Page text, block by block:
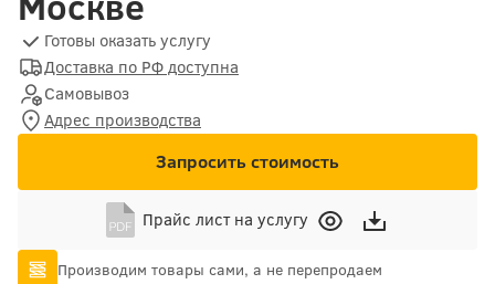
Готовы оказать услугу
Доставка по РФ доступна
Самовывоз
Адрес производства
Запросить стоимость
Прайс лист на услугу
Производим товары сами, а не перепродаем